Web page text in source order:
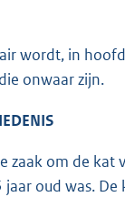
wordt, in
onwaar zijn.
zaak om de
jaar oud was.